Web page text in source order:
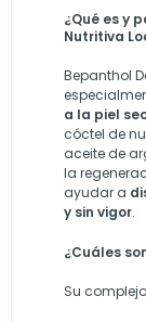
¿Qué es y
Nutritiva
Bepanthol
a la piel
cóctel de
aceite de
la
ayudar a
y sin vigor.
¿Cuáles
Su